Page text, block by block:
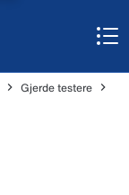
Gjerde testere